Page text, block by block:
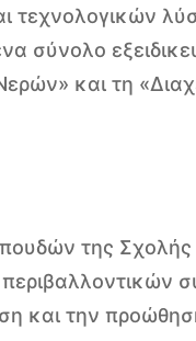
τεχνολογικών
σύνολο
και τη
της
και την